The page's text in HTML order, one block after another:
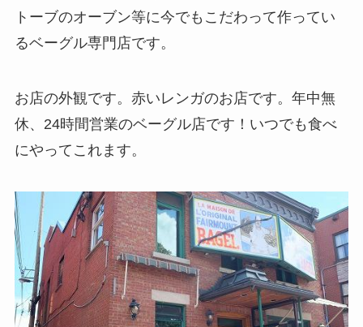
トーブのオーブン等に今でもこだわって作ってい
るベーグル専門店です。
お店の外観です。赤いレンガのお店です。年中無
休、24時間営業のベーグル店です！いつでも食べ
にやってこれます。